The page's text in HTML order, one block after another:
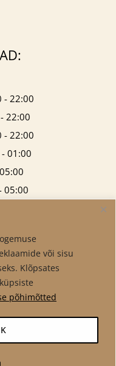
või sisu
Klõpsates
põhimõtted
- 22:00
22:00
- 22:00
01:00
05:00